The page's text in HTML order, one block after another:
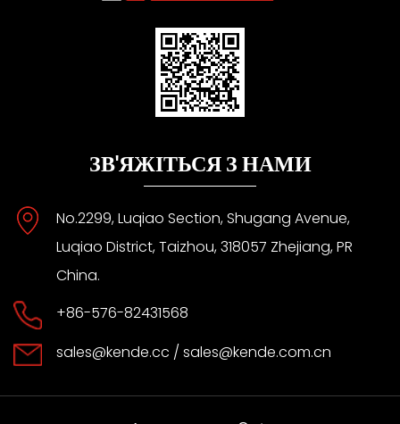
ЗВ'ЯЖІТЬСЯ З НАМИ
No.2299, Luqiao Section, Shugang Avenue,
Luqiao District, Taizhou, 318057 Zhejiang, PR
China.
+86-576-82431568
sales@kende.cc / sales@kende.com.cn